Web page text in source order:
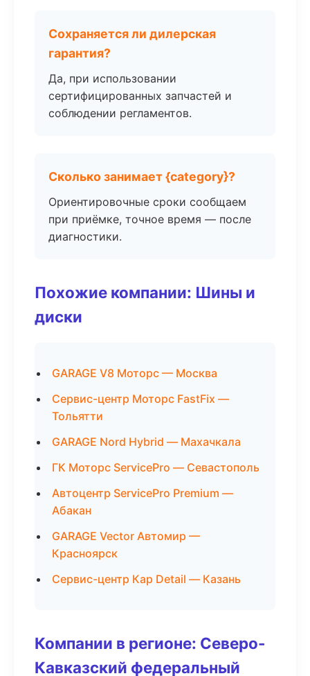
Сохраняется ли дилерская
гарантия?
Да, при использовании
сертифицированных запчастей и
соблюдении регламентов.
Сколько занимает {category}?
Ориентировочные сроки сообщаем
при приёмке, точное время — после
диагностики.
Похожие компании: Шины и
диски
GARAGE V8 Моторс — Москва
Сервис-центр Моторс FastFix —
Тольятти
GARAGE Nord Hybrid — Махачкала
ГК Моторс ServicePro — Севастополь
Автоцентр ServicePro Premium —
Абакан
GARAGE Vector Автомир —
Красноярск
Сервис-центр Кар Detail — Казань
Компании в регионе: Северо-
Кавказский федеральный